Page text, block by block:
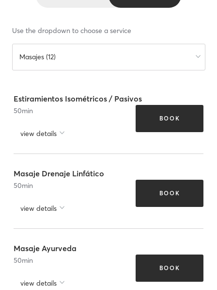
Use the dropdown to choose a service
Masajes (12)
Estiramientos Isométricos / Pasivos
50min
view details
BOOK
Masaje Drenaje Linfático
50min
view details
BOOK
Masaje Ayurveda
50min
view details
BOOK